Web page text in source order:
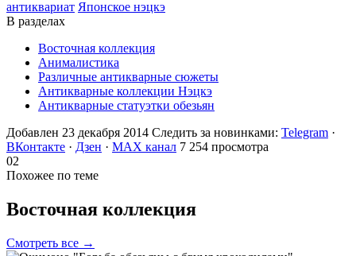
антиквариат Японское нэцкэ
В разделах
Восточная коллекция
Анималистика
Различные антикварные сюжеты
Антикварные коллекции Нэцкэ
Антикварные статуэтки обезьян
Добавлен 23 декабря 2014 Следить за новинками: Telegram ·
ВКонтакте · Дзен · MAX канал 7 254 просмотра
02
Похожее по теме
Восточная коллекция
Смотреть все →